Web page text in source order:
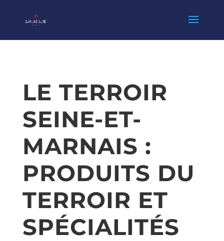
LE TERROIR
SEINE-ET-
MARNAIS :
PRODUITS DU
TERROIR ET
SPÉCIALITÉS